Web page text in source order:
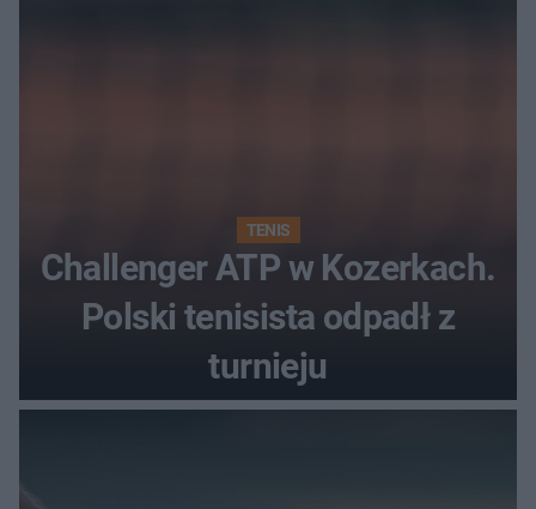
TENIS
Challenger ATP w Kozerkach.
Polski tenisista odpadł z
turnieju